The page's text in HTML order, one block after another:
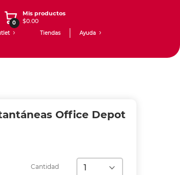
0
Mis productos
$0.00
Tiendas Ayuda
Office Depot
Cantidad